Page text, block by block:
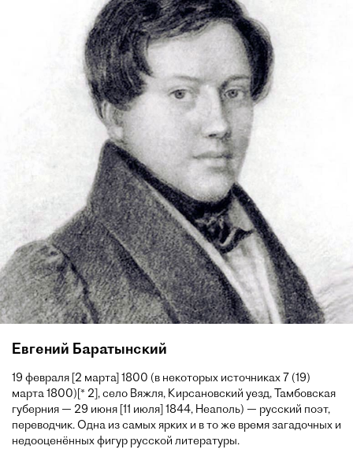
Евгений Баратынский
19 февраля [2 марта] 1800 (в некоторых источниках 7 (19)
марта 1800)[* 2], село Вяжля, Кирсановский уезд, Тамбовская
губерния — 29 июня [11 июля] 1844, Неаполь) — русский поэт,
переводчик. Одна из самых ярких и в то же время загадочных и
недооценённых фигур русской литературы.